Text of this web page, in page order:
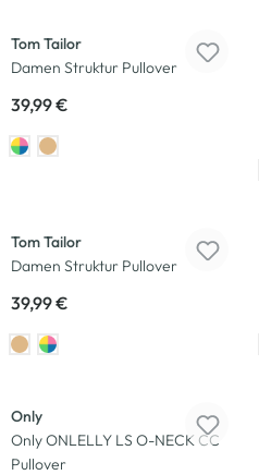
Tom Tailor
Damen Struktur Pullover
39,99 €
Tom Tailor
Damen Struktur Pullover
39,99 €
Only
Only ONLELLY LS O-NECK CC
Pullover